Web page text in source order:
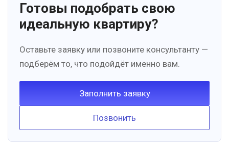
Готовы подобрать свою
идеальную квартиру?
Оставьте заявку или позвоните консультанту —
подберём то, что подойдёт именно вам.
Заполнить заявку
Позвонить